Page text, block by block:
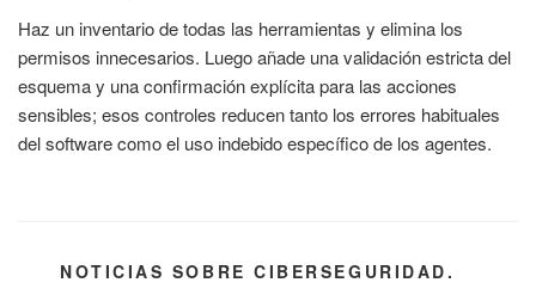
Haz un inventario de todas las herramientas y elimina los
permisos innecesarios. Luego añade una validación estricta del
esquema y una confirmación explícita para las acciones
sensibles; esos controles reducen tanto los errores habituales
del software como el uso indebido específico de los agentes.
CATEGORÍAS
NOTICIAS SOBRE CIBERSEGURIDAD.